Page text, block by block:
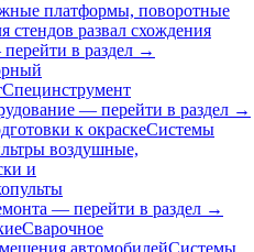
платформы, поворотные
стендов развал схождения
в раздел →
Специнструмент
— перейти в раздел →
к окраскеСистемы
воздушные,
и
— перейти в раздел →
Сварочное
автомобилейСистемы